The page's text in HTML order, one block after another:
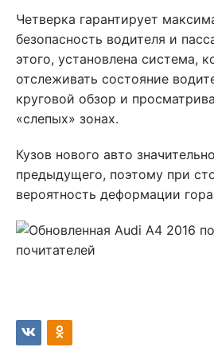
Четверка гарантирует
безопасность водителя и
этого, установлена система,
отслеживать состояние
круговой обзор и
«слепых» зонах.
Кузов нового авто
предыдущего, поэтому при
вероятность деформации